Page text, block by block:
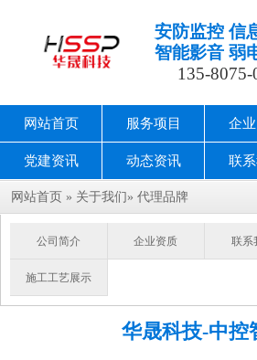
安防监控 信
智能影音 弱
135-8075-
网站首页 服务项目 企
党建资讯 动态资讯 联
网站首页 » 关于我们» 代理品牌
公司简介 企业资质 联系
施工工艺展示
华晟科技-中控